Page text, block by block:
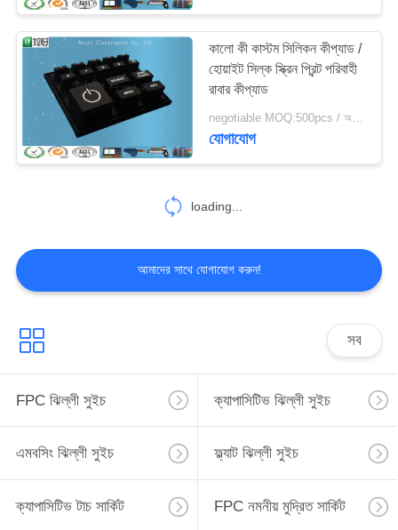
কালো কী কাস্টম সিলিকন কীপ্যাড /
হোয়াইট সিল্ক স্ক্রিন প্রিন্ট পরিবাহী
রাবার কীপ্যাড
negotiable MOQ:500pcs / অনেক
যোগাযোগ
loading...
আমাদের সাথে যোগাযোগ করুন!
সব
FPC ঝিল্লী সুইচ ক্যাপাসিটিভ ঝিল্লী সুইচ
এমবসিং ঝিল্লী সুইচ ফ্ল্যাট ঝিল্লী সুইচ
ক্যাপাসিটিভ টাচ সার্কিট FPC নমনীয় মুদ্রিত সার্কিট